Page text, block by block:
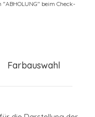
beim Check-
Farbauswahl